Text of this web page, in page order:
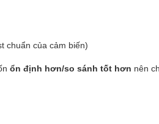
chuẩn của cảm biến)
ổn định hơn/so sánh tốt hơn nên